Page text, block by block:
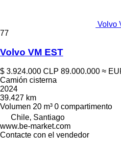
Volvo
77
Volvo VM EST
$ 3.924.000 CLP 89.000.000 ≈
Camión cisterna
2024
39.427 km
Volumen 20 m³ 0 compartimento
Chile, Santiago
www.be-market.com
Contacte con el vendedor